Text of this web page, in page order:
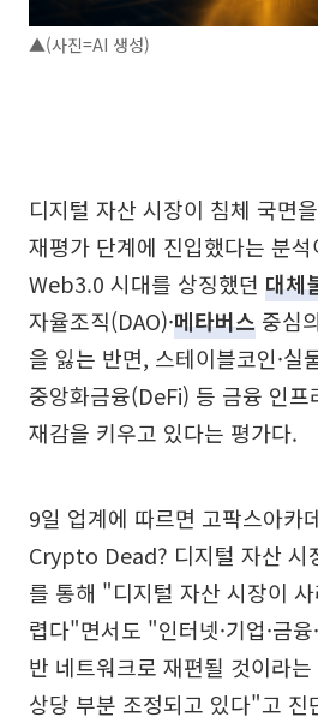
▲(사진=AI 생성)
디지털 자산 시장이 침체 국면
재평가 단계에 진입했다는 분
Web3.0 시대를 상징했던 대체
자율조직(DAO)·메타버스 중심
을 잃는 반면, 스테이블코인·실
중앙화금융(DeFi) 등 금융 인
재감을 키우고 있다는 평가다.
9일 업계에 따르면 고팍스아카
Crypto Dead? 디지털 자산 시
를 통해 "디지털 자산 시장이
렵다"면서도 "인터넷·기업·금
반 네트워크로 재편될 것이라
상당 부분 조정되고 있다"고 진